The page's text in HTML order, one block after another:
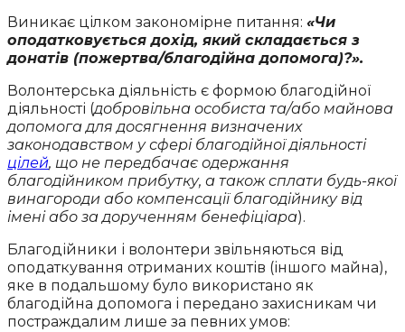
Виникає цілком закономірне питання: «Чи
оподатковується дохід, який складається з
донатів (пожертва/благодійна допомога)?».
Волонтерська діяльність є формою благодійної
діяльності (добровільна особиста та/або майнова
допомога для досягнення визначених
законодавством у сфері благодійної діяльності
цілей, що не передбачає одержання
благодійником прибутку, а також сплати будь-якої
винагороди або компенсації благодійнику від
імені або за дорученням бенефіціара).
Благодійники і волонтери звільняються від
оподаткування отриманих коштів (іншого майна),
яке в подальшому було використано як
благодійна допомога і передано захисникам чи
постраждалим лише за певних умов: